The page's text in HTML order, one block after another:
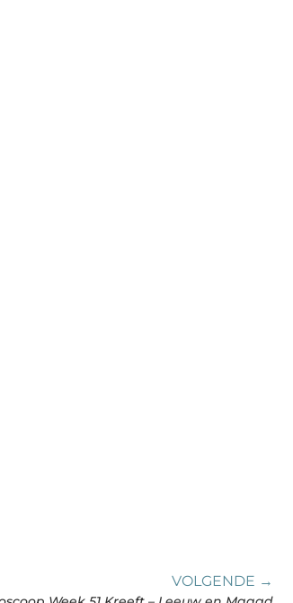
VOLGENDE →